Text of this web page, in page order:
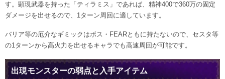
す。顕現武器を持った「ティラミス」であれば、精神400で360万の固定
ダメージを出せるので、1ターン周回に適しています。
バリア等の厄介なギミックはボス・FEARともに持たないので、セスタ等
の1ターンから高火力を出せるキャラでも高速周回が可能です。
出現モンスターの弱点と入手アイテム